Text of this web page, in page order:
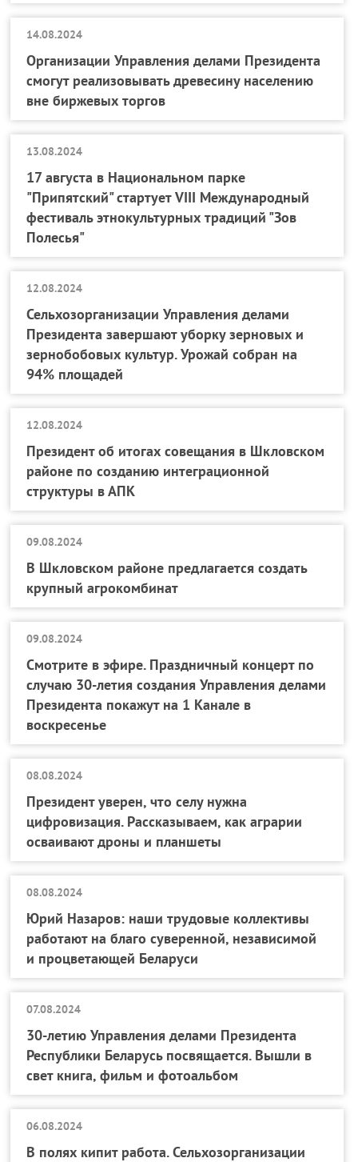
14.08.2024
Организации Управления делами Президента
смогут реализовывать древесину населению
вне биржевых торгов
13.08.2024
17 августа в Национальном парке
"Припятский" стартует VIII Международный
фестиваль этнокультурных традиций "Зов
Полесья"
12.08.2024
Сельхозорганизации Управления делами
Президента завершают уборку зерновых и
зернобобовых культур. Урожай собран на
94% площадей
12.08.2024
Президент об итогах совещания в Шкловском
районе по созданию интеграционной
структуры в АПК
09.08.2024
В Шкловском районе предлагается создать
крупный агрокомбинат
09.08.2024
Смотрите в эфире. Праздничный концерт по
случаю 30-летия создания Управления делами
Президента покажут на 1 Канале в
воскресенье
08.08.2024
Президент уверен, что селу нужна
цифровизация. Рассказываем, как аграрии
осваивают дроны и планшеты
08.08.2024
Юрий Назаров: наши трудовые коллективы
работают на благо суверенной, независимой
и процветающей Беларуси
07.08.2024
30-летию Управления делами Президента
Республики Беларусь посвящается. Вышли в
свет книга, фильм и фотоальбом
06.08.2024
В полях кипит работа. Сельхозорганизации